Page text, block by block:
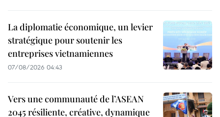
La diplomatie économique, un levier
stratégique pour soutenir les
entreprises vietnamiennes
07/08/2026 04:43
Vers une communauté de l’ASEAN
2045 résiliente, créative, dynamique